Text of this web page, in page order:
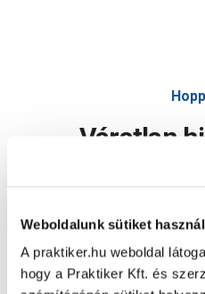
Weboldalunk sütiket használ
A praktiker.hu weboldal
hogy a Praktiker Kft. és
Váratlan
Oldal